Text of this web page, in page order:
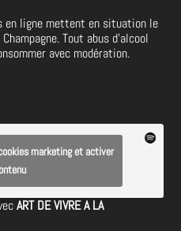
en ligne mettent en situation le
Tout abus d’alcool
avec modération.
marketing et activer
ART DE VIVRE A LA